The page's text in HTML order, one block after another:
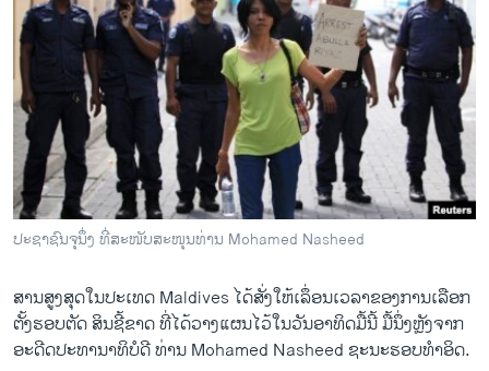
ອິດສະຫຼະພາບດ້ານການຂ່າວ
ຊີວິດຊາວລາວ
ຊຸມຊົນຊາວລາວ
ວິທະຍາສາດ-ເທັກໂນໂລຈີ
ທຸລະກິດ
ພາສາອັງກິດ
ສຽງ
ລາຍການກະຈາຍສຽງ
ຕິດຕາມພວກເຮົາ ທີ່
ປະຊາຊົນຈຸນຶ່ງ ທີ່ສະໜັບສະໜຸນທ່ານ Mohamed Nasheed
ສານ​ສູງ​ສຸດ​ໃນ​ປະ​ເທດ Maldives ​ໄດ້​ສັ່ງ​ໃຫ້​ເລຶ່ອນ​ເວລາ​ຂອງ​ການເລືອກ
ຕັ້ງ​ຮອບ​ຕັດ ສິນ​ຊີ້​ຂາດ ທີ່​ໄດ້​ວາງ​ແຜນ​ໄວ້​ໃນ​ວັນ​ອາທິດ​ມື້​ນີ້ ມື້​ນຶ່ງຫຼັງຈາກ​
ອະດີດປະທານາທິບໍດີ ທ່ານ Mohamed Nasheed ຊະນະ​ຮອບ​ທໍາອິດ.